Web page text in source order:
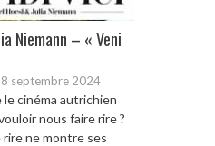
Niemann – « Veni
septembre 2024
cinéma autrichien
nous faire rire ?
ne montre ses